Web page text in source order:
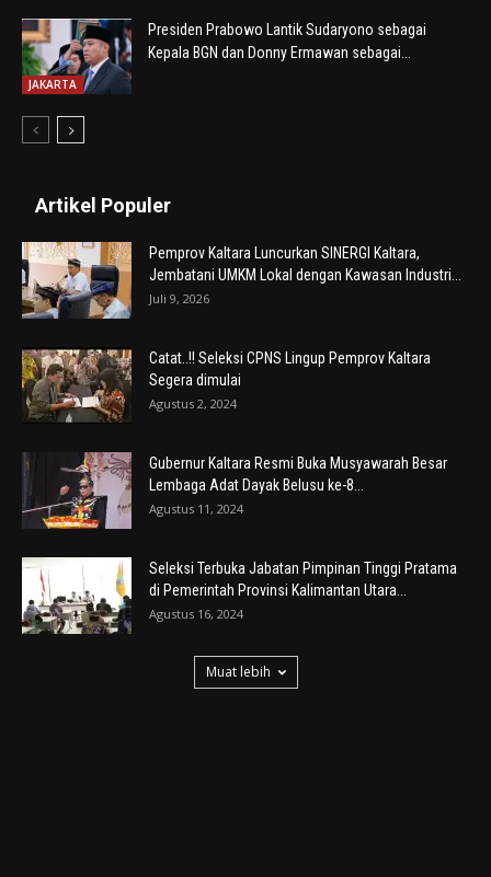
JAKARTA
Presiden Prabowo Lantik Sudaryono sebagai
Kepala BGN dan Donny Ermawan sebagai...
Artikel Populer
Pemprov Kaltara Luncurkan SINERGI Kaltara,
Jembatani UMKM Lokal dengan Kawasan Industri...
Juli 9, 2026
Catat..!! Seleksi CPNS Lingup Pemprov Kaltara
Segera dimulai
Agustus 2, 2024
Gubernur Kaltara Resmi Buka Musyawarah Besar
Lembaga Adat Dayak Belusu ke-8...
Agustus 11, 2024
Seleksi Terbuka Jabatan Pimpinan Tinggi Pratama
di Pemerintah Provinsi Kalimantan Utara...
Agustus 16, 2024
Muat lebih